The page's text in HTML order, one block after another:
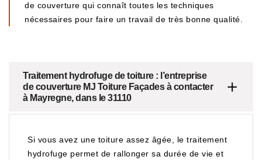
de couverture qui connaît toutes les techniques
nécessaires pour faire un travail de très bonne qualité.
Traitement hydrofuge de toiture : l’entreprise
de couverture MJ Toiture Façades à contacter
à Mayregne, dans le 31110
Si vous avez une toiture assez âgée, le traitement
hydrofuge permet de rallonger sa durée de vie et